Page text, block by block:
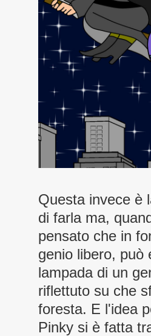
Questa invece è
di farla ma,
pensato che in
genio libero, può
lampada di un
riflettuto su che
foresta. E l'idea
Pinky si è fatta